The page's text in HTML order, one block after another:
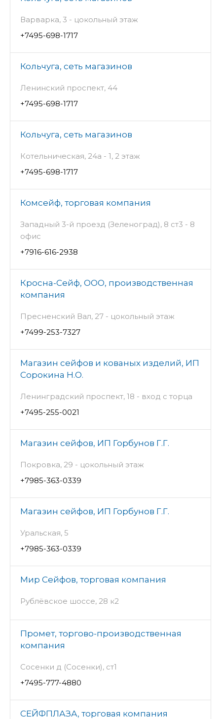
Варварка, 3 - цокольный этаж
+7495-698-1717
Кольчуга, сеть магазинов
Ленинский проспект, 44
+7495-698-1717
Кольчуга, сеть магазинов
Котельническая, 24а - 1, 2 этаж
+7495-698-1717
Комсейф, торговая компания
Западный 3-й проезд (Зеленоград), 8 ст3 - 8
офис
+7916-616-2938
Кросна-Сейф, ООО, производственная
компания
Пресненский Вал, 27 - цокольный этаж
+7499-253-7327
Магазин сейфов и кованых изделий, ИП
Сорокина Н.О.
Ленинградский проспект, 18 - вход с торца
+7495-255-0021
Магазин сейфов, ИП Горбунов Г.Г.
Покровка, 29 - цокольный этаж
+7985-363-0339
Магазин сейфов, ИП Горбунов Г.Г.
Уральская, 5
+7985-363-0339
Мир Сейфов, торговая компания
Рублёвское шоссе, 28 к2
Промет, торгово-производственная
компания
Сосенки д (Сосенки), ст1
+7495-777-4880
СЕЙФПЛАЗА, торговая компания